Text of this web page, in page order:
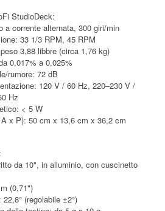
StudioDeck:
a corrente alternata, 300 giri/min
33 1/3 RPM, 45 RPM
3,88 libbre (circa 1,76 kg)
0,017% a 0,025%
rumore: 72 dB
120 V / 60 Hz, 220–230 V /
Hz
< 5 W
x P): 50 cm x 13,6 cm x 36,2 cm
da 10", in alluminio, con cuscinetto
(0,71")
(regolabile ±2°)